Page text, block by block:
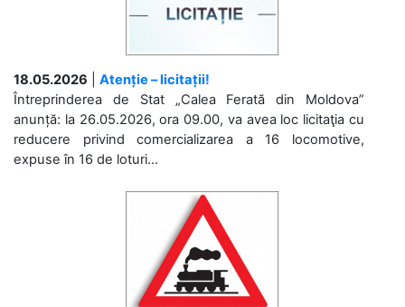
18.05.2026
Atenție – licitații!
Întreprinderea de Stat „Calea Ferată din Moldova”
anunță: la 26.05.2026, ora 09.00, va avea loc licitaţia cu
reducere privind comercializarea a 16 locomotive,
expuse în 16 de loturi...